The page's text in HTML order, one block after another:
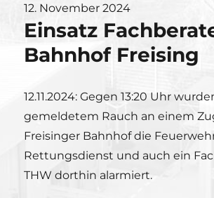
Veröffentlicht
am
12. November 2024
Einsatz
Bahnhof Freising
12.11.2024: Gegen 13:20 Uhr
gemeldetem Rauch an einem
Freisinger Bahnhof die
Rettungsdienst und auch ein
THW dorthin alarmiert.